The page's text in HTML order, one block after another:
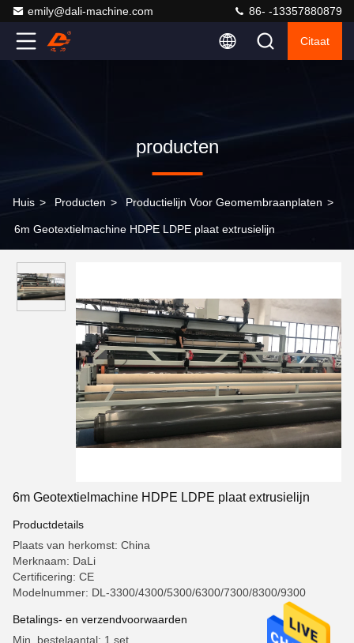
emily@dali-machine.com 86- -13357880879
Citaat
producten
Huis > Producten > Productielijn Voor Geomembraanplaten >
6m Geotextielmachine HDPE LDPE plaat extrusielijn
6m Geotextielmachine HDPE LDPE plaat extrusielijn
Productdetails
Plaats van herkomst: China
Merknaam: DaLi
Certificering: CE
Modelnummer: DL-3300/4300/5300/6300/7300/8300/9300
Betalings- en verzendvoorwaarden
Min. bestelaantal: 1 set